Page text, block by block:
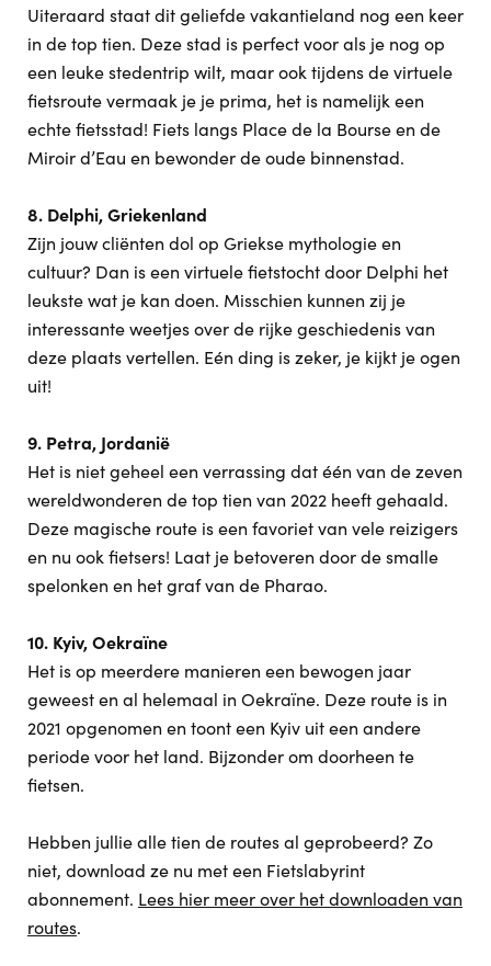
Uiteraard staat dit geliefde vakantieland nog een keer
in de top tien. Deze stad is perfect voor als je nog op
een leuke stedentrip wilt, maar ook tijdens de virtuele
fietsroute vermaak je je prima, het is namelijk een
echte fietsstad! Fiets langs Place de la Bourse en de
Miroir d’Eau en bewonder de oude binnenstad.
8. Delphi, Griekenland
Zijn jouw cliënten dol op Griekse mythologie en
cultuur? Dan is een virtuele fietstocht door Delphi het
leukste wat je kan doen. Misschien kunnen zij je
interessante weetjes over de rijke geschiedenis van
deze plaats vertellen. Eén ding is zeker, je kijkt je ogen
uit!
9. Petra, Jordanië
Het is niet geheel een verrassing dat één van de zeven
wereldwonderen de top tien van 2022 heeft gehaald.
Deze magische route is een favoriet van vele reizigers
en nu ook fietsers! Laat je betoveren door de smalle
spelonken en het graf van de Pharao.
10. Kyiv, Oekraïne
Het is op meerdere manieren een bewogen jaar
geweest en al helemaal in Oekraïne. Deze route is in
2021 opgenomen en toont een Kyiv uit een andere
periode voor het land. Bijzonder om doorheen te
fietsen.
Hebben jullie alle tien de routes al geprobeerd? Zo
niet, download ze nu met een Fietslabyrint
abonnement. Lees hier meer over het downloaden van
routes.